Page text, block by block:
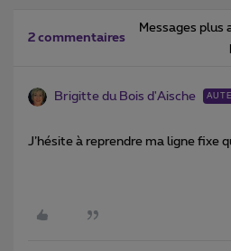
2 commentaires
Messages plus
Brigitte du Bois d'Aische
J’hésite à reprendre ma ligne fixe